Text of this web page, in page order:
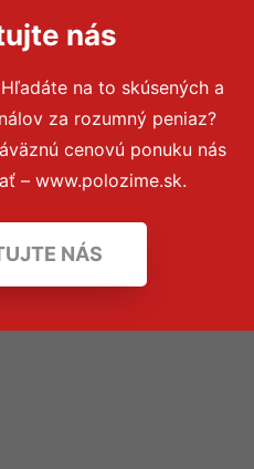
nás
na to skúsených a
za rozumný peniaz?
cenovú ponuku nás
– www.polozime.sk.
NÁS